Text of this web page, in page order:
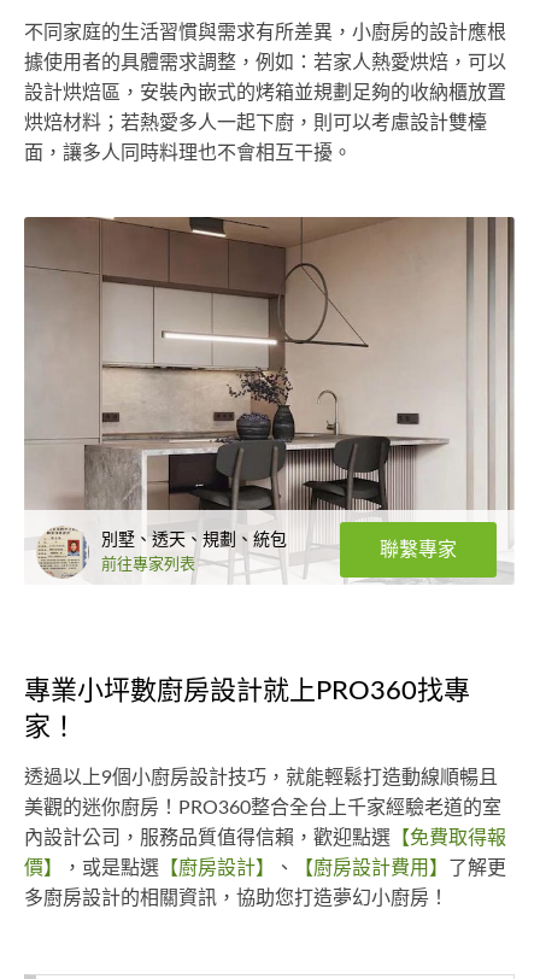
不同家庭的生活習慣與需求有所差異，小廚房的設計應根
據使用者的具體需求調整，例如：若家人熱愛烘焙，可以
設計烘焙區，安裝內嵌式的烤箱並規劃足夠的收納櫃放置
烘焙材料；若熱愛多人一起下廚，則可以考慮設計雙檯
面，讓多人同時料理也不會相互干擾。
別墅、透天、規劃、統包
前往專家列表
聯繫專家
專業小坪數廚房設計就上PRO360找專
家！
透過以上9個小廚房設計技巧，就能輕鬆打造動線順暢且
美觀的迷你廚房！PRO360整合全台上千家經驗老道的室
內設計公司，服務品質值得信賴，歡迎點選 【免費取得報
價】
，或是點選 【廚房設計】 、 【廚房設計費用】
了解更
多廚房設計的相關資訊，協助您打造夢幻小廚房！